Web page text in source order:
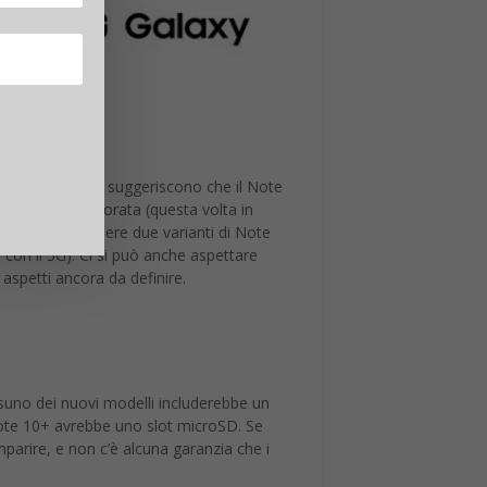
notizie attuali suggeriscono che il Note
perforata (questa volta in
essere due varianti di Note
il 5G). Ci si può anche aspettare
ancora da definire.
dei nuovi modelli includerebbe un
10+ avrebbe uno slot microSD. Se
e non c’è alcuna garanzia che i